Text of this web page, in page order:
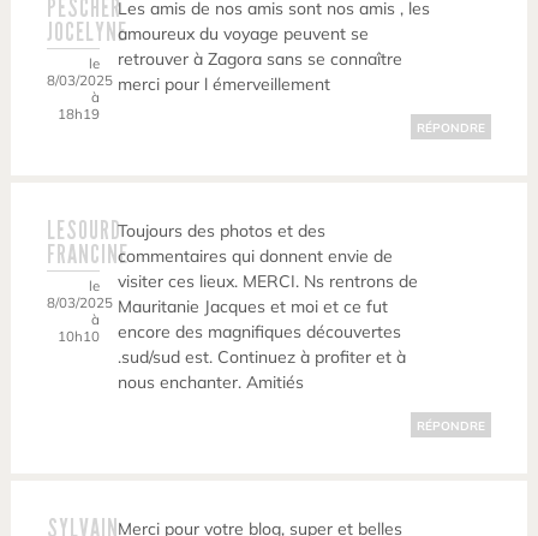
PESCHER
JOCELYNE
le
8/03/2025
à
18h19
Les amis de nos amis sont nos amis , les
amoureux du voyage peuvent se
retrouver à Zagora sans se connaître
merci pour l émerveillement
RÉPONDRE
LESOURD
FRANCINE
le
8/03/2025
à
10h10
Toujours des photos et des
commentaires qui donnent envie de
visiter ces lieux. MERCI. Ns rentrons de
Mauritanie Jacques et moi et ce fut
encore des magnifiques découvertes
.sud/sud est. Continuez à profiter et à
nous enchanter. Amitiés
RÉPONDRE
SYLVAINMerci pour votre blog, super et belles